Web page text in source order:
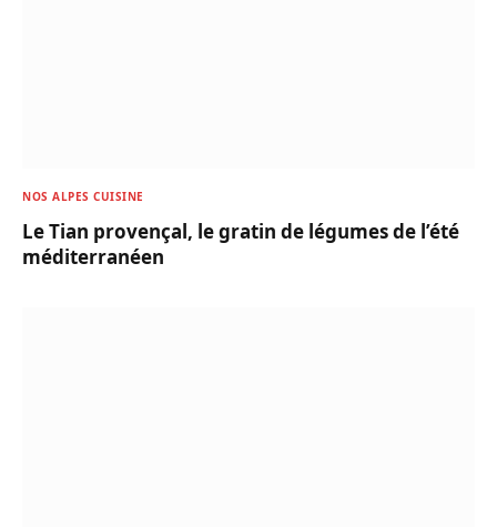
NOS ALPES CUISINE
Le Tian provençal, le gratin de légumes de l’été
méditerranéen